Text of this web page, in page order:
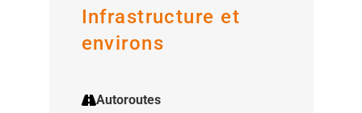
Infrastructure et
environs
Autoroutes